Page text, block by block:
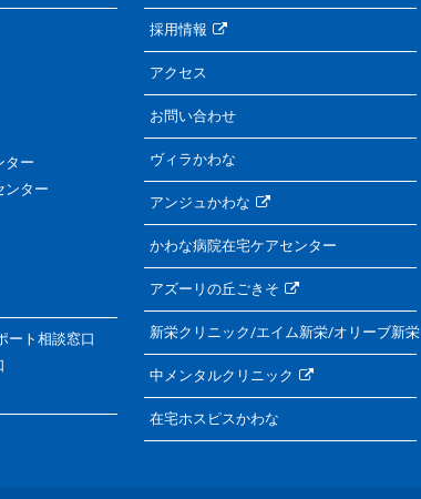
ター
ンター
ート相談窓口
採用情報
アクセス
お問い合わせ
ヴィラかわな
アンジュかわな
かわな病院在宅ケアセンター
アズーリの丘ごきそ
新栄クリニック/エイム新栄/オリーブ新栄
中メンタルクリニック
在宅ホスピスかわな